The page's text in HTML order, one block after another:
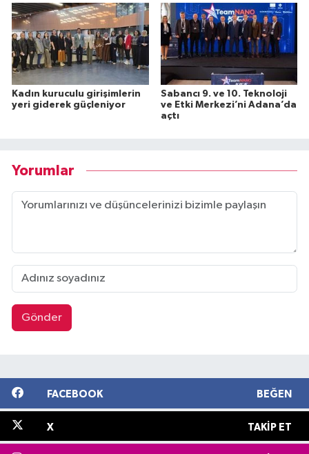
Kadın kuruculu girişimlerin
yeri giderek güçleniyor
Sabancı 9. ve 10. Teknoloji
ve Etki Merkezi’ni Adana’da
açtı
Yorumlar
Gönder
FACEBOOK BEĞEN
X TAKIP ET